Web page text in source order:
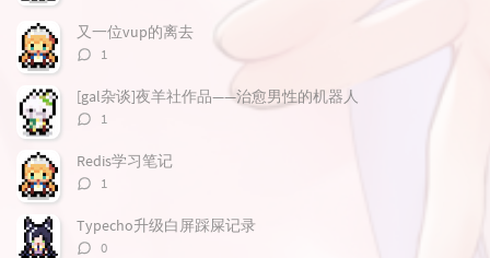
数：
又一位vup的离去
评
数：
1
[gal杂谈]夜羊社作品——治愈男性的机器人
评
数：
1
Redis学习笔记
评
数：
1
Typecho升级白屏踩屎记录
评
0